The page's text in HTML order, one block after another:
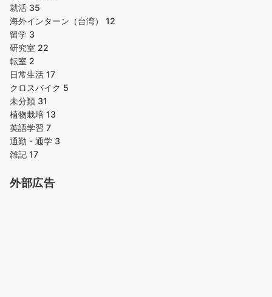
就活 35
海外インターン（台湾） 12
留学 3
研究室 22
転室 2
日常生活 17
クロスバイク 5
未分類 31
植物栽培 13
英語学習 7
通勤・通学 3
雑記 17
外部広告